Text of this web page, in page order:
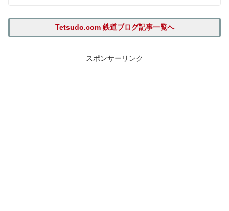
Tetsudo.com 鉄道ブログ記事一覧へ
スポンサーリンク